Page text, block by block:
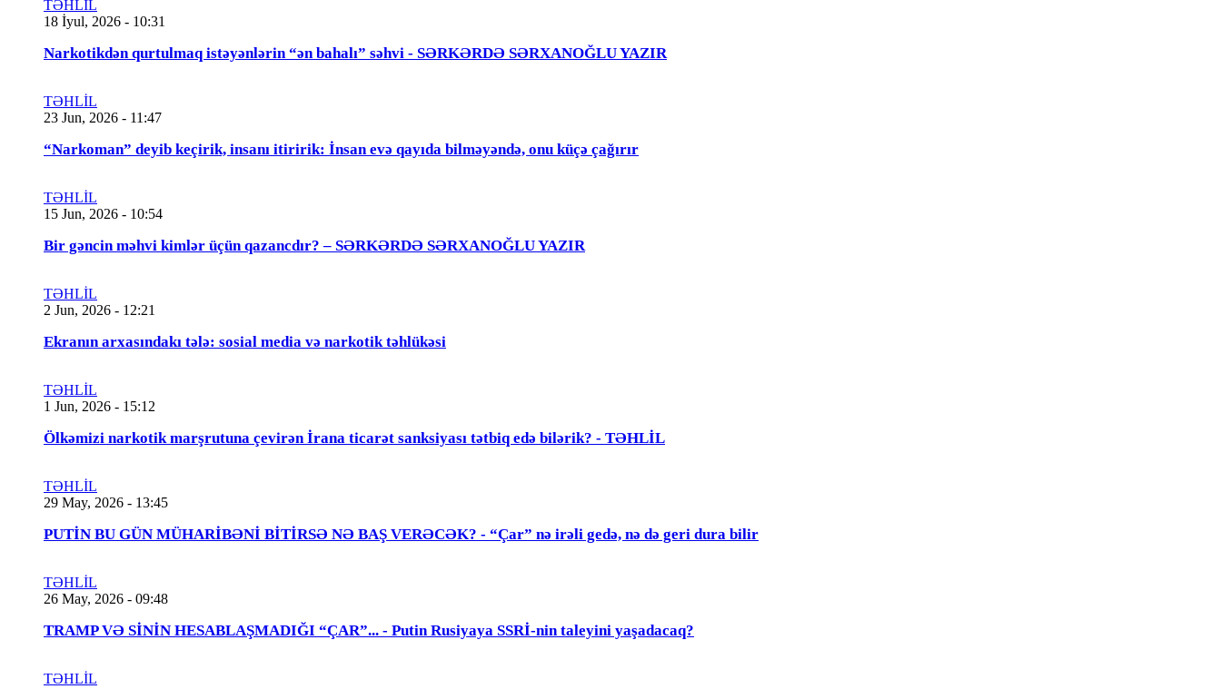
TƏHLİL
18 İyul, 2026 - 10:31
Narkotikdən qurtulmaq istəyənlərin “ən bahalı” səhvi - SƏRKƏRDƏ SƏRXANOĞLU YAZIR
TƏHLİL
23 Jun, 2026 - 11:47
“Narkoman” deyib keçirik, insanı itiririk: İnsan evə qayıda bilməyəndə, onu küçə çağırır
TƏHLİL
15 Jun, 2026 - 10:54
Bir gəncin məhvi kimlər üçün qazancdır? – SƏRKƏRDƏ SƏRXANOĞLU YAZIR
TƏHLİL
2 Jun, 2026 - 12:21
Ekranın arxasındakı tələ: sosial media və narkotik təhlükəsi
TƏHLİL
1 Jun, 2026 - 15:12
Ölkəmizi narkotik marşrutuna çevirən İrana ticarət sanksiyası tətbiq edə bilərik? - TƏHLİL
TƏHLİL
29 May, 2026 - 13:45
PUTİN BU GÜN MÜHARİBƏNİ BİTİRSƏ NƏ BAŞ VERƏCƏK? - “Çar” nə irəli gedə, nə də geri dura bilir
TƏHLİL
26 May, 2026 - 09:48
TRAMP VƏ SİNİN HESABLAŞMADIĞI “ÇAR”... - Putin Rusiyaya SSRİ-nin taleyini yaşadacaq?
TƏHLİL